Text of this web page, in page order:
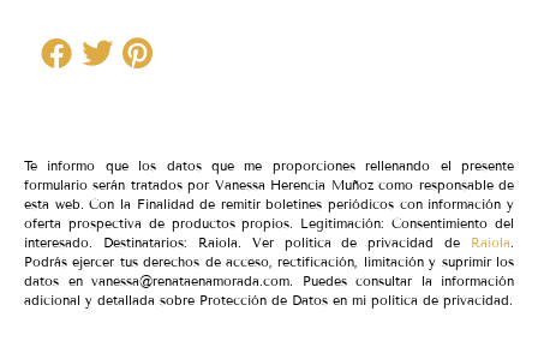
Te informo que los datos que me proporciones rellenando el presente
formulario serán tratados por Vanessa Herencia Muñoz como responsable de
esta web. Con la Finalidad de remitir boletines periódicos con información y
oferta prospectiva de productos propios. Legitimación: Consentimiento del
interesado. Destinatarios: Raiola. Ver política de privacidad de Raiola.
Podrás ejercer tus derechos de acceso, rectificación, limitación y suprimir los
datos en vanessa@renataenamorada.com. Puedes consultar la información
adicional y detallada sobre Protección de Datos en mi política de privacidad.